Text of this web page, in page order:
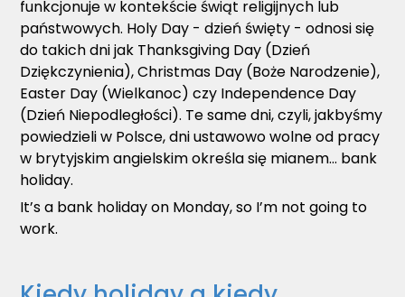
funkcjonuje w kontekście świąt religijnych lub
państwowych. Holy Day - dzień święty - odnosi się
do takich dni jak Thanksgiving Day (Dzień
Dziękczynienia), Christmas Day (Boże Narodzenie),
Easter Day (Wielkanoc) czy Independence Day
(Dzień Niepodległości). Te same dni, czyli, jakbyśmy
powiedzieli w Polsce, dni ustawowo wolne od pracy
w brytyjskim angielskim określa się mianem... bank
holiday.
It’s a bank holiday on Monday, so I’m not going to
work.